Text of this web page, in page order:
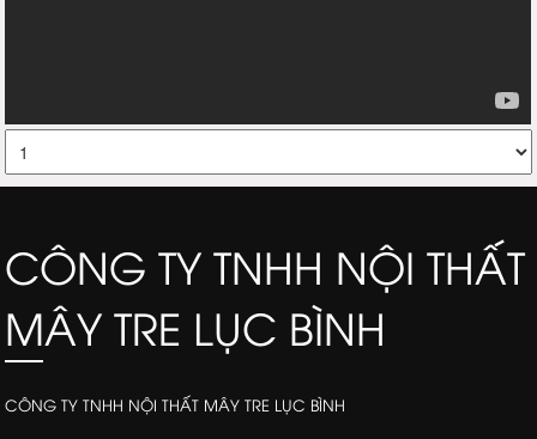
CÔNG TY TNHH NỘI THẤT
MÂY TRE LỤC BÌNH
CÔNG TY TNHH NỘI THẤT MÂY TRE LỤC BÌNH